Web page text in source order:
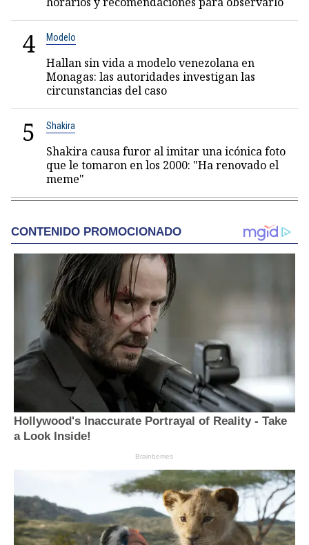
4 Modelo
Hallan sin vida a modelo venezolana en
Monagas: las autoridades investigan las
circunstancias del caso
5 Shakira
Shakira causa furor al imitar una icónica foto
que le tomaron en los 2000: "Ha renovado el
meme"